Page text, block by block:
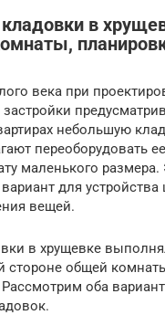
кладовки в
века при
небольшую
переоборудовать
маленького размера.
для устройства
вещей.
в хрущевке
стороне общей
оба